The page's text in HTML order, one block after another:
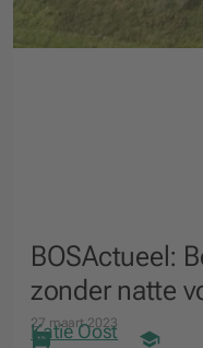
BOSActueel:
zonder natte
27 maart 2023
Katie Oost